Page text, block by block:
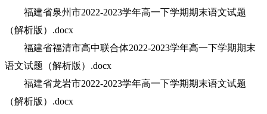
福建省泉州市2022-2023学年高一下学期期末语文试题
（解析版）.docx
福建省福清市高中联合体2022-2023学年高一下学期期末
语文试题（解析版）.docx
福建省龙岩市2022-2023学年高一下学期期末语文试题
（解析版）.docx